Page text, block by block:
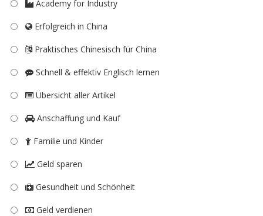
Academy for Industry
Erfolgreich in China
Praktisches Chinesisch für China
Schnell & effektiv Englisch lernen
Übersicht aller Artikel
Anschaffung und Kauf
Familie und Kinder
Geld sparen
Gesundheit und Schönheit
Geld verdienen